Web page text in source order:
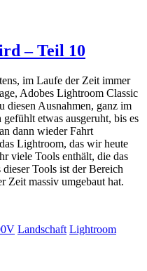
– Teil 10
im Laufe der Zeit immer
Adobes Lightroom Classic
diesen Ausnahmen, ganz im
etwas ausgeruht, bis es
dann wieder Fahrt
Lightroom, das wir heute
viele Tools enthält, die das
Tools ist der Bereich
Zeit massiv umgebaut hat.
Landschaft Lightroom